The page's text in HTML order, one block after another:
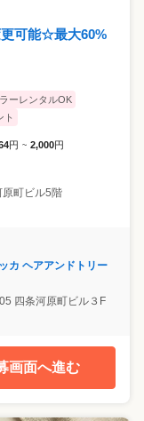
更可能☆最大60%
ーレンタルOK
ト
円 ~ 2,000円
町ビル5階
カ ヘアアンドトリー
四条河原町ビル３F
画面へ進む